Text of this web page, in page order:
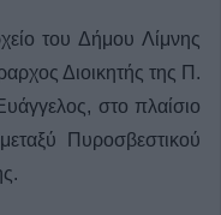
του Δήμου Λίμνης
Διοικητής της Π.
στο πλαίσιο
Πυροσβεστικού